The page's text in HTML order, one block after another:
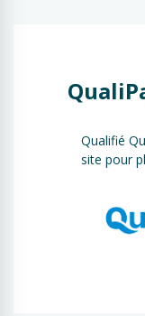
Qualifié
site pour